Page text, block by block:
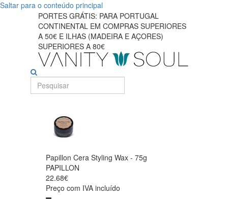
Saltar para o conteúdo principal
PORTES GRÁTIS: PARA PORTUGAL
CONTINENTAL EM COMPRAS SUPERIORES
A 50€ E ILHAS (MADEIRA E AÇORES)
SUPERIORES A 80€
Papillon Cera Styling Wax - 75g
PAPILLON
22.68€
Preço com IVA incluído